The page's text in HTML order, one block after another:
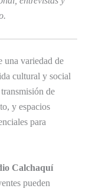
variedad de
cultural y social
de
y espacios
para
Calchaquí
pueden